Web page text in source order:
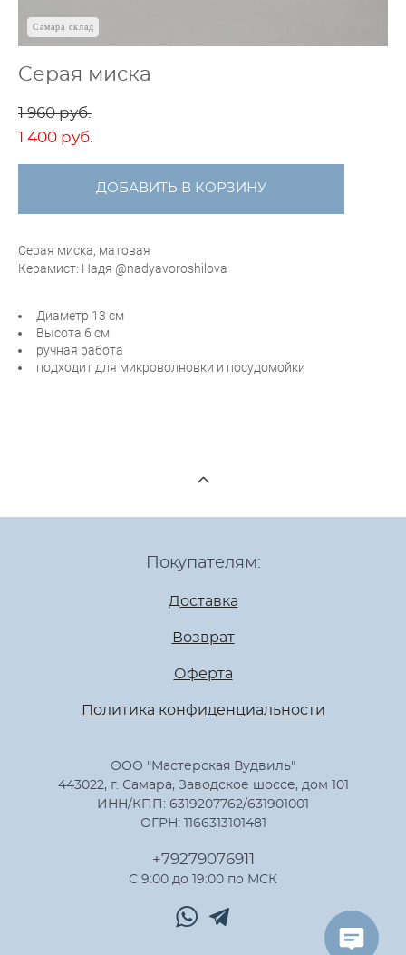
Самара склад
Cерая миска
1 960 pуб.
1 400 pуб.
ДОБАВИТЬ В КОРЗИНУ
Серая миска, матовая
Керамист: Надя @nadyavoroshilova
Диаметр 13 см
Высота 6 см
ручная работа
подходит для микроволновки и посудомойки
Покупателям:
Доставка
Возврат
Оферта
Политика конфиденциальности
ООО "Мастерская Вудвиль"
443022, г. Самара, Заводское шоссе, дом 101
ИНН/КПП: 6319207762/631901001
ОГРН: 1166313101481
+79279076911
С 9:00 до 19:00 по МСК